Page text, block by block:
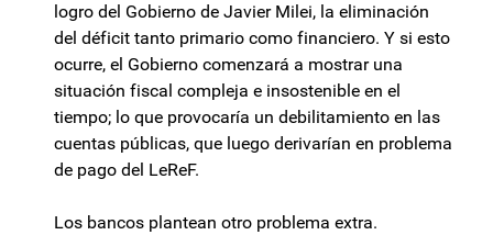
logro del Gobierno de Javier Milei, la eliminación
del déficit tanto primario como financiero. Y si esto
ocurre, el Gobierno comenzará a mostrar una
situación fiscal compleja e insostenible en el
tiempo; lo que provocaría un debilitamiento en las
cuentas públicas, que luego derivarían en problema
de pago del LeReF.
Los bancos plantean otro problema extra.